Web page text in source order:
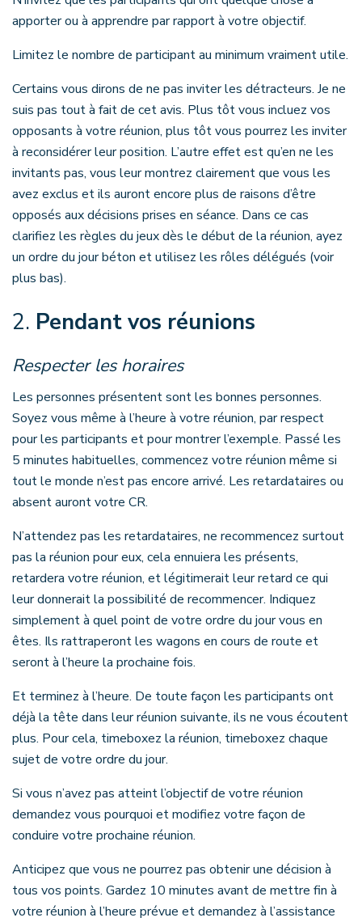
apporter ou à apprendre par rapport à votre objectif.
Limitez le nombre de participant au minimum vraiment utile.
Certains vous dirons de ne pas inviter les détracteurs. Je ne
suis pas tout à fait de cet avis. Plus tôt vous incluez vos
opposants à votre réunion, plus tôt vous pourrez les inviter
à reconsidérer leur position. L’autre effet est qu’en ne les
invitants pas, vous leur montrez clairement que vous les
avez exclus et ils auront encore plus de raisons d’être
opposés aux décisions prises en séance. Dans ce cas
clarifiez les règles du jeux dès le début de la réunion, ayez
un ordre du jour béton et utilisez les rôles délégués (voir
plus bas).
2. Pendant vos réunions
Respecter les horaires
Les personnes présentent sont les bonnes personnes.
Soyez vous même à l’heure à votre réunion, par respect
pour les participants et pour montrer l’exemple. Passé les
5 minutes habituelles, commencez votre réunion même si
tout le monde n’est pas encore arrivé. Les retardataires ou
absent auront votre CR.
N’attendez pas les retardataires, ne recommencez surtout
pas la réunion pour eux, cela ennuiera les présents,
retardera votre réunion, et légitimerait leur retard ce qui
leur donnerait la possibilité de recommencer. Indiquez
simplement à quel point de votre ordre du jour vous en
êtes. Ils rattraperont les wagons en cours de route et
seront à l’heure la prochaine fois.
Et terminez à l’heure. De toute façon les participants ont
déjà la tête dans leur réunion suivante, ils ne vous écoutent
plus. Pour cela, timeboxez la réunion, timeboxez chaque
sujet de votre ordre du jour.
Si vous n’avez pas atteint l’objectif de votre réunion
demandez vous pourquoi et modifiez votre façon de
conduire votre prochaine réunion.
Anticipez que vous ne pourrez pas obtenir une décision à
tous vos points. Gardez 10 minutes avant de mettre fin à
votre réunion à l’heure prévue et demandez à l’assistance